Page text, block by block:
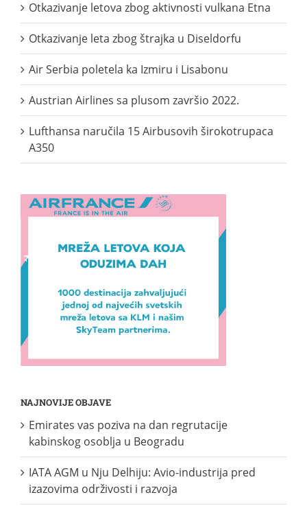
Otkazivanje letova zbog aktivnosti vulkana Etna
Otkazivanje leta zbog štrajka u Diseldorfu
Air Serbia poletela ka Izmiru i Lisabonu
Austrian Airlines sa plusom završio 2022.
Lufthansa naručila 15 Airbusovih širokotrupaca
A350
NAJNOVIJE OBJAVE
Emirates vas poziva na dan regrutacije
kabinskog osoblja u Beogradu
IATA AGM u Nju Delhiju: Avio-industrija pred
izazovima održivosti i razvoja